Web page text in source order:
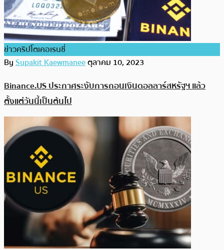
ข่าวคริปโตเคอเรนซี่
BySupakit Kaewmaneeตุลาคม 10, 2023
Binance.US ประกาศระงับการถอนเงินดอลลาร์สหรัฐฯ แล้ว
ตั้งแต่วันนี้เป็นต้นไป